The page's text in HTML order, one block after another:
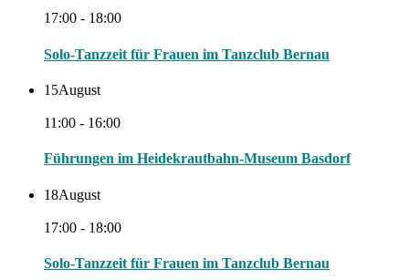
17:00 - 18:00
Solo-Tanzzeit für Frauen im Tanzclub Bernau
15August
11:00 - 16:00
Führungen im Heidekrautbahn-Museum Basdorf
18August
17:00 - 18:00
Solo-Tanzzeit für Frauen im Tanzclub Bernau